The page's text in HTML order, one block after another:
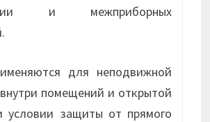
и межприборных
для неподвижной
помещений и открытой
условии защиты от прямого